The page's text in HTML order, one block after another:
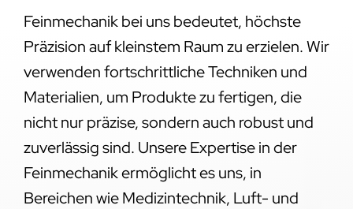
Feinmechanik bei uns bedeutet, höchste
Präzision auf kleinstem Raum zu erzielen. Wir
verwenden fortschrittliche Techniken und
Materialien, um Produkte zu fertigen, die
nicht nur präzise, sondern auch robust und
zuverlässig sind. Unsere Expertise in der
Feinmechanik ermöglicht es uns, in
Bereichen wie Medizintechnik, Luft- und